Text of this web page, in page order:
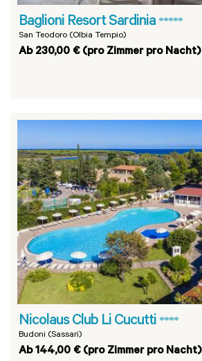
Baglioni Resort Sardinia *****
San Teodoro (Olbia Tempio)
Ab 230,00 € (pro Zimmer pro Nacht)
Nicolaus Club Li Cucutti ****
Budoni (Sassari)
Ab 144,00 € (pro Zimmer pro Nacht)